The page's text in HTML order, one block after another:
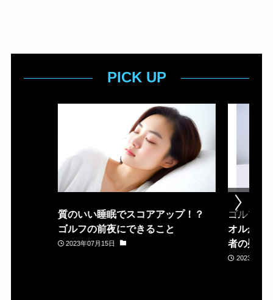
PICK UP
質のいい睡眠でスコアアップ！？
ゴルフの前夜にできること
2023年07月15日
ゴルフ場
オルが置
者の疑問
2023年05月